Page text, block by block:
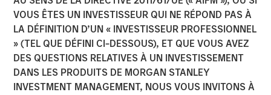
VOUS ÊTES UN INVESTISSEUR QUI NE RÉPOND PAS À
LA DÉFINITION D’UN « INVESTISSEUR PROFESSIONNEL
» (TEL QUE DÉFINI CI-DESSOUS), ET QUE VOUS AVEZ
DES QUESTIONS RELATIVES À UN INVESTISSEMENT
DANS LES PRODUITS DE MORGAN STANLEY
INVESTMENT MANAGEMENT, NOUS VOUS INVITONS À
Section 14 para. 3 sentence
1 no. 2 of the German
Securities Acquisition and
Takeover Act